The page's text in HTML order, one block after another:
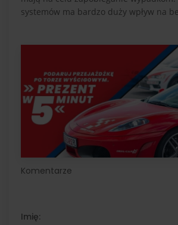
systemów ma bardzo duży wpływ na
Komentarze
Imię: